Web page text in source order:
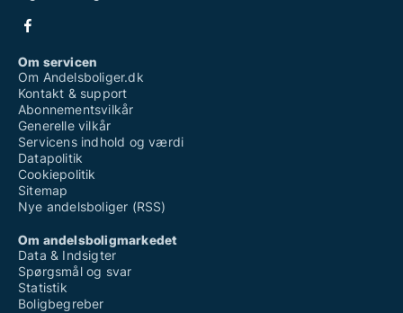
Om servicen
Om Andelsboliger.dk
Kontakt & support
Abonnementsvilkår
Generelle vilkår
Servicens indhold og værdi
Datapolitik
Cookiepolitik
Sitemap
Nye andelsboliger (RSS)
Om andelsboligmarkedet
Data & Indsigter
Spørgsmål og svar
Statistik
Boligbegreber